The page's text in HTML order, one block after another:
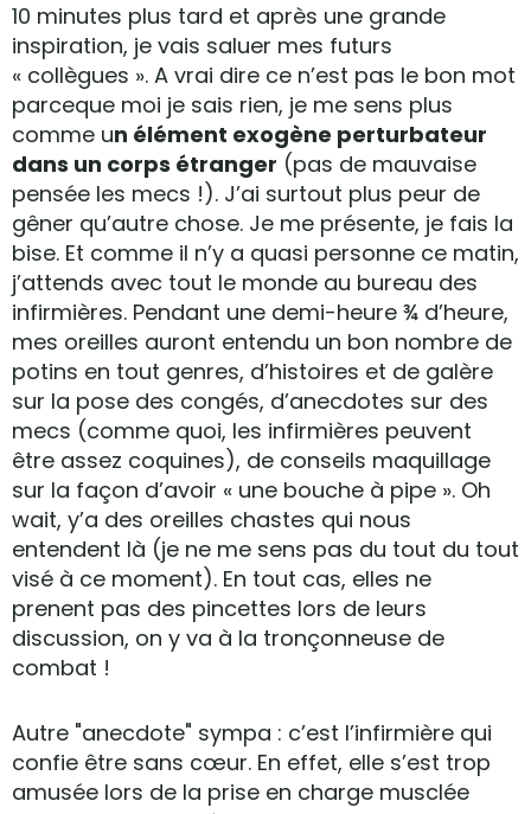
10 minutes plus tard et après une grande
inspiration, je vais saluer mes futurs
« collègues ». A vrai dire ce n’est pas le bon mot
parceque moi je sais rien, je me sens plus
comme un élément exogène perturbateur
dans un corps étranger (pas de mauvaise
pensée les mecs !). J’ai surtout plus peur de
gêner qu’autre chose. Je me présente, je fais la
bise. Et comme il n’y a quasi personne ce matin,
j’attends avec tout le monde au bureau des
infirmières. Pendant une demi-heure ¾ d’heure,
mes oreilles auront entendu un bon nombre de
potins en tout genres, d’histoires et de galère
sur la pose des congés, d’anecdotes sur des
mecs (comme quoi, les infirmières peuvent
être assez coquines), de conseils maquillage
sur la façon d’avoir « une bouche à pipe ». Oh
wait, y’a des oreilles chastes qui nous
entendent là (je ne me sens pas du tout du tout
visé à ce moment). En tout cas, elles ne
prenent pas des pincettes lors de leurs
discussion, on y va à la tronçonneuse de
combat !
Autre "anecdote" sympa : c’est l’infirmière qui
confie être sans cœur. En effet, elle s’est trop
amusée lors de la prise en charge musclée